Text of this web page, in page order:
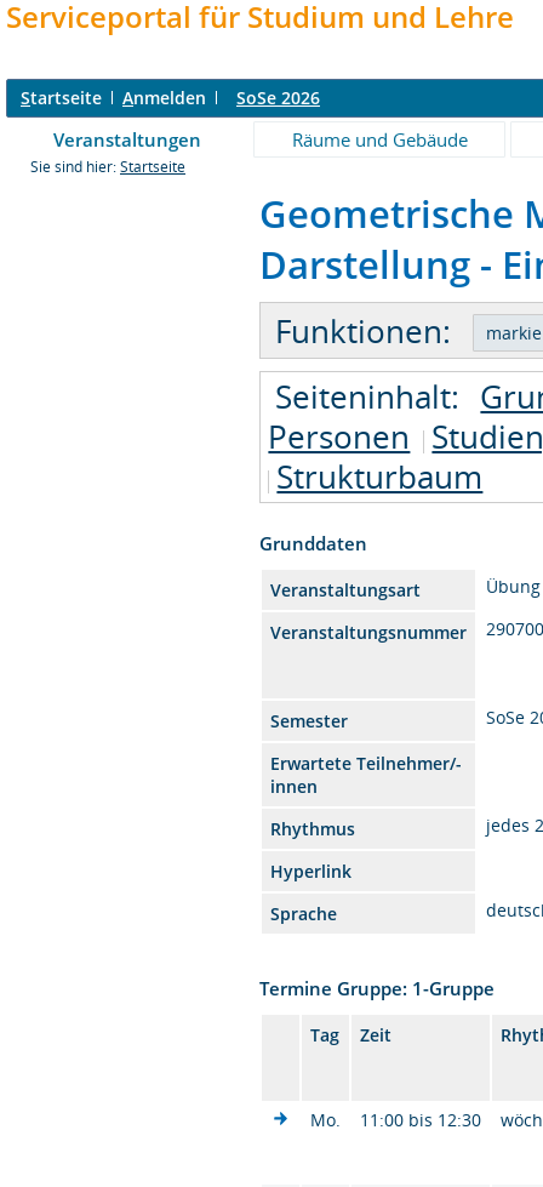
Serviceportal für Studium und Lehre
Startseite Anmelden SoSe 2026
Veranstaltungen Räume und Gebäude
Sie sind hier: Startseite
Geometrische
Darstellung -
Funktionen:
Seiteninhalt:
Personen
Strukturbaum
Grunddaten
Veranstaltungsart
Übung
Veranstaltungsnummer
Semester
SoSe
Erwartete Teilnehmer/-
innen
Rhythmus
jedes
Hyperlink
Sprache
Termine Gruppe: 1-Gruppe
Tag Zeit
Mo. 11:00 bis 12:30